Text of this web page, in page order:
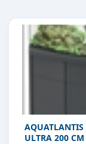
ULTRA 200